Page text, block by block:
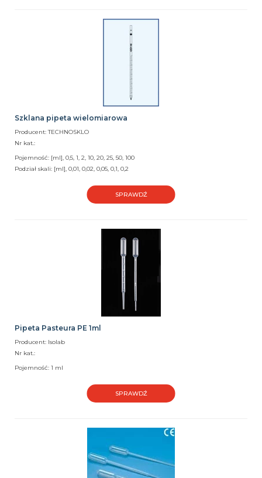
Szklana pipeta wielomiarowa
Producent: TECHNOSKLO
Nr kat.:
Pojemność: [ml], 0,5, 1, 2, 10, 20, 25, 50, 100
Podział skali: [ml], 0,01, 0,02, 0,05, 0,1, 0,2
SPRAWDŹ
Pipeta Pasteura PE 1ml
Producent: Isolab
Nr kat.:
Pojemność: 1 ml
SPRAWDŹ